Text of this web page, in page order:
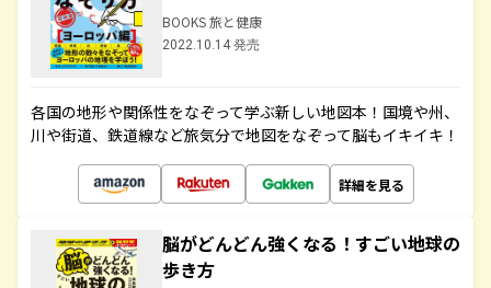
BOOKS 旅と健康
2022.10.14 発売
各国の地形や関係性をなぞって学ぶ新しい地図本！国境や州、
川や街道、鉄道線など旅気分で地図をなぞって脳もイキイキ！
詳細を見る
脳がどんどん強くなる！すごい地球の
歩き方